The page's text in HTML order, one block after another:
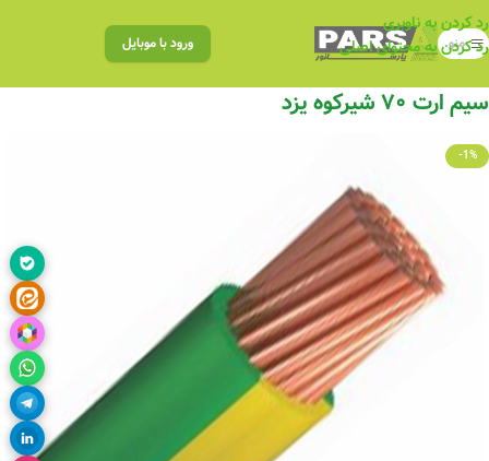
رد کردن به ناوبری
رد کردن به محتوای اصلی
منو ورود با موبایل
سیم ارت ۷۰ شیرکوه یزد
-1%